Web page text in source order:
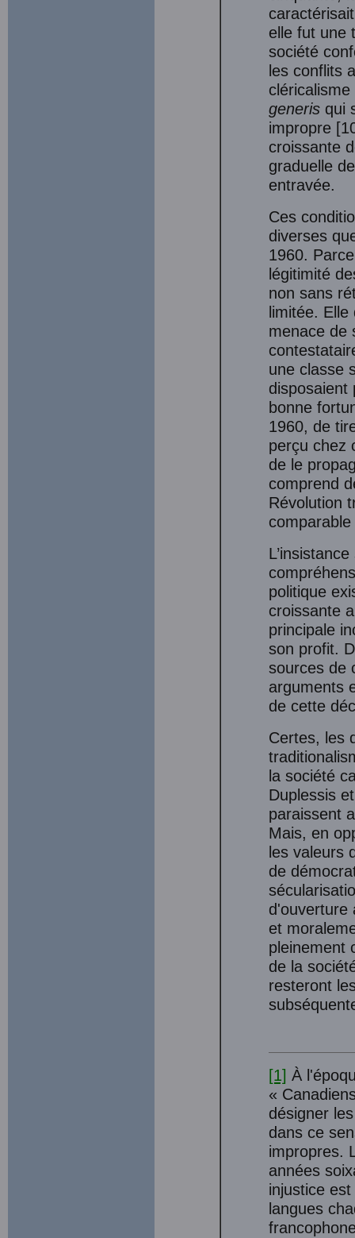
elle fut une
société
les conflits
generis qui
impropre
croissante
graduelle
entravée.
Ces
diverses
1960.
légitimité
non sans
limitée. Elle
menace de
une classe
disposaient
bonne
1960, de
perçu chez
de le
comprend
Révolution
politique
croissante
principale
son profit.
sources de
arguments
de cette
Certes, les
la société
Duplessis
paraissent
Mais, en
les valeurs
de
d'ouverture
et
pleinement
de la
resteront
[1] À
«
désigner
dans ce
impropres.
années
injustice
langues